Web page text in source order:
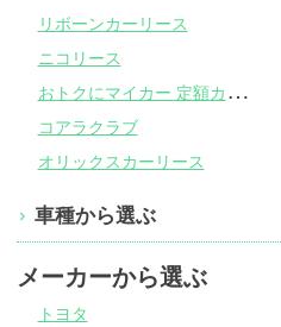
リボーンカーリース
ニコリース
お
トクにマイカー 定額カルモくん
コアラクラブ
オリックスカーリース
車種から選ぶ
メーカーから選ぶ
トヨタ